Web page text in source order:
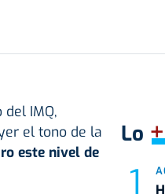
IMQ,
el tono de la
este nivel de
Lo +